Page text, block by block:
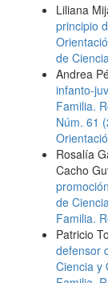
Liliana
principio
de
Andrea
infanto-
Familia.
Núm. 61
Rosalía
Cacho
de
Familia.
Patricio
defensor
Ciencia y